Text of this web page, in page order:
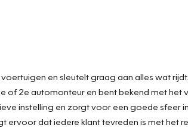
en sleutelt graag aan alles wat rijdt.
of 2e automonteur en bent bekend met het
instelling en zorgt voor een goede sfeer
ervoor dat iedere klant tevreden is met het